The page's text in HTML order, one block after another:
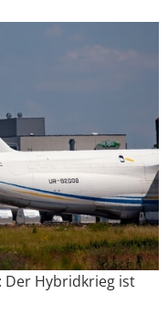
Der Hybridkrieg ist